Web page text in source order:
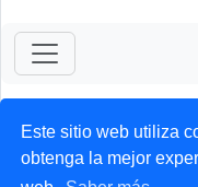
Este sitio web utiliza
obtenga la mejor